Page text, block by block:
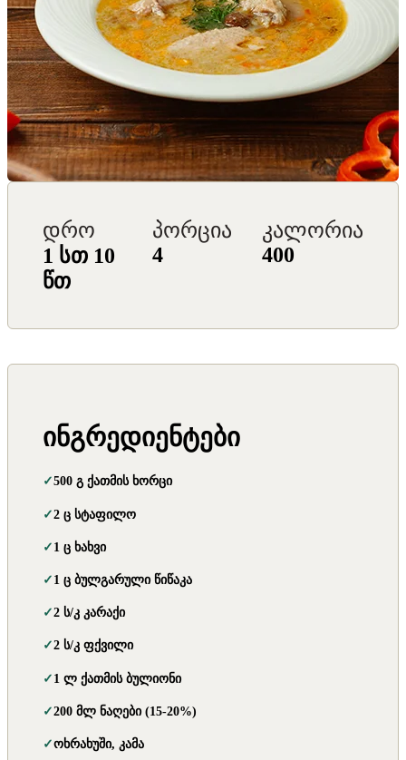
დრო
1 სთ 10
წთ
პორცია
4
კალორია
400
ინგრედიენტები
500 გ ქათმის ხორცი
2 ც სტაფილო
1 ც ხახვი
1 ც ბულგარული წიწაკა
2 ს/კ კარაქი
2 ს/კ ფქვილი
1 ლ ქათმის ბულიონი
200 მლ ნაღები (15-20%)
ოხრახუში, კამა